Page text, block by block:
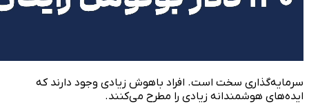
سرمایه‌گذاری سخت است. افراد باهوش زیادی وجود دارند که
ایده‌های هوشمندانه زیادی را مطرح می‌کنند.